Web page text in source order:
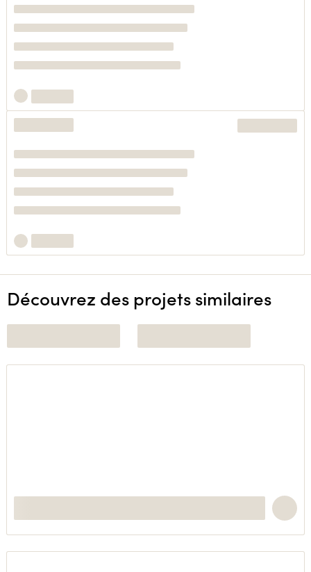
Découvrez des projets similaires